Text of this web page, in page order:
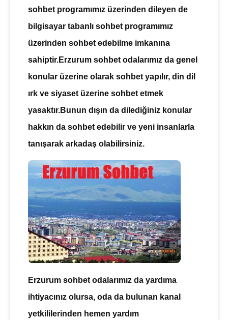
sohbet programımız üzerinden dileyen de
bilgisayar tabanlı sohbet programımız
üzerinden sohbet edebilme imkanına
sahiptir.Erzurum sohbet odalarımız da genel
konular üzerine olarak sohbet yapılır, din dil
ırk ve siyaset üzerine sohbet etmek
yasaktır.Bunun dışın da dilediğiniz konular
hakkın da sohbet edebilir ve yeni insanlarla
tanışarak arkadaş olabilirsiniz.
Erzurum sohbet odalarımız da yardıma
ihtiyacınız olursa, oda da bulunan kanal
yetkililerinden hemen yardım